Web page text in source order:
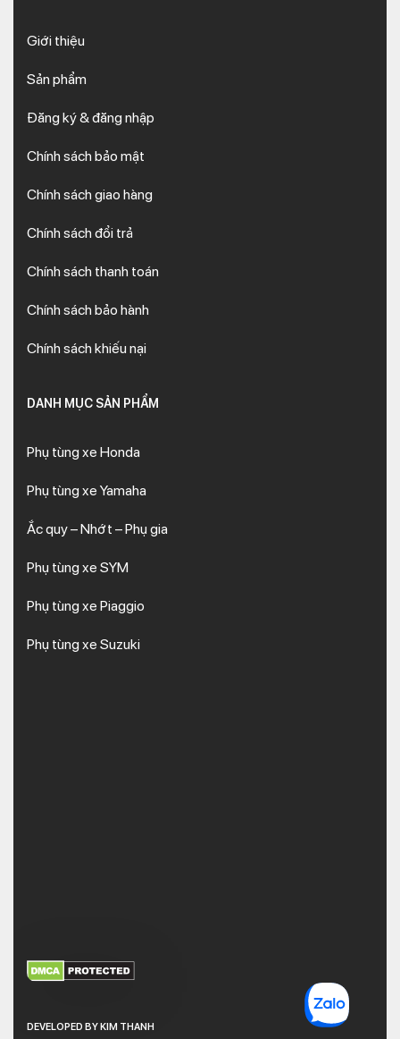
Giới thiệu
Sản phẩm
Đăng ký & đăng nhập
Chính sách bảo mật
Chính sách giao hàng
Chính sách đổi trả
Chính sách thanh toán
Chính sách bảo hành
Chính sách khiếu nại
DANH MỤC SẢN PHẨM
Phụ tùng xe Honda
Phụ tùng xe Yamaha
Ắc quy – Nhớt – Phụ gia
Phụ tùng xe SYM
Phụ tùng xe Piaggio
Phụ tùng xe Suzuki
DEVELOPED BY KIM THANH
XEM THÊM